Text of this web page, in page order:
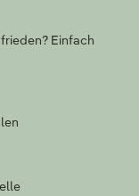
Einfach